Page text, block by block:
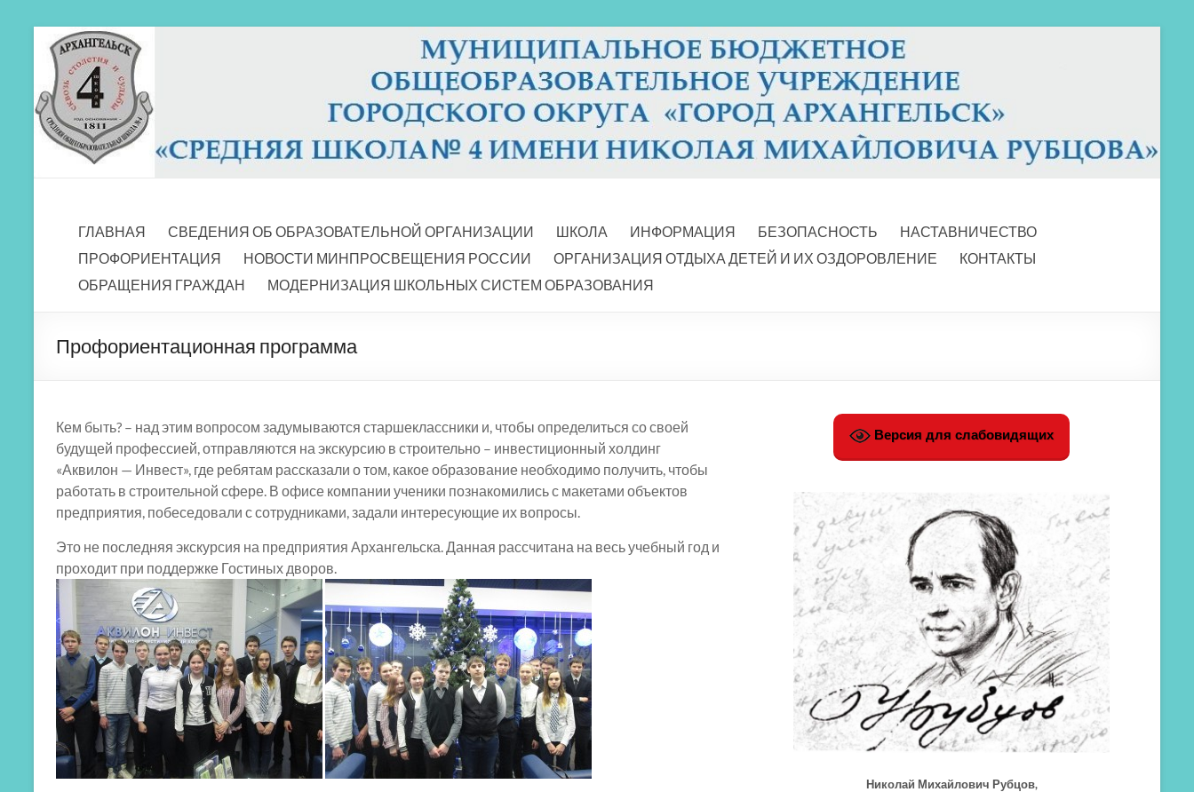
Перейти
содержимому
МБОУ СШ 4
ГЛАВНАЯ
СВЕДЕНИЯ ОБ ОБРАЗОВАТЕЛЬНОЙ ОРГАНИЗАЦИИ ШКОЛА ИНФОРМАЦИЯ БЕЗОПАСНОСТЬ
НАСТАВНИЧЕСТВО
ПРОФОРИЕНТАЦИЯ
НОВОСТИ МИНПРОСВЕЩЕНИЯ РОССИИ ОРГАНИЗАЦИЯ ОТДЫХА ДЕТЕЙ И ИХ ОЗДОРОВЛЕНИЕ
КОНТАКТЫ
ОБРАЩЕНИЯ ГРАЖДАН
МОДЕРНИЗАЦИЯ ШКОЛЬНЫХ СИСТЕМ ОБРАЗОВАНИЯ
Профориентационная программа
Кем быть? – над этим вопросом задумываются старшеклассники и, чтобы определиться со своей
будущей профессией, отправляются на экскурсию в строительно – инвестиционный холдинг
«Аквилон — Инвест», где ребятам рассказали о том, какое образование необходимо получить, чтобы
работать в строительной сфере. В офисе компании ученики познакомились с макетами объектов
предприятия, побеседовали с сотрудниками, задали интересующие их вопросы.
Это не последняя экскурсия на предприятия Архангельска. Данная рассчитана на весь учебный год и
проходит при поддержке Гостиных дворов.
Версия для слабовидящих
Николай Михайлович Рубцов,